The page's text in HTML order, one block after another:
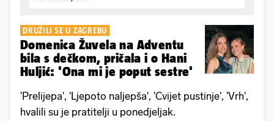
DRUŽILI SE U ZAGREBU
Domenica Žuvela na Adventu
bila s dečkom, pričala i o Hani
Huljić: 'Ona mi je poput sestre'
'Prelijepa', 'Ljepoto naljepša', 'Cvijet pustinje', 'Vrh',
hvalili su je pratitelji u ponedjeljak.